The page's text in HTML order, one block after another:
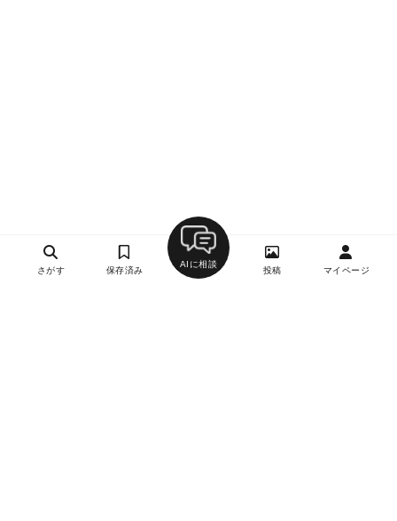
さがす 保存済み
AIに相談
投稿 マイページ